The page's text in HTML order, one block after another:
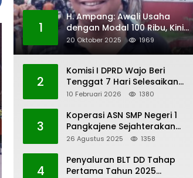
1
H. Ampang: Awali Usaha
dengan Modal 100 Ribu, Kini
Jadi Jutawan
20 Oktober 2025 1969
2
Komisi I DPRD Wajo Beri
Tenggat 7 Hari Selesaikan
Polemik Pengangkatan KAUR
10 Februari 2026 1380
3
Koperasi ASN SMP Negeri 1
Pangkajene Sejahterakan
Anggota
26 Agustus 2025 1358
4
Penyaluran BLT DD Tahap
Pertama Tahun 2025